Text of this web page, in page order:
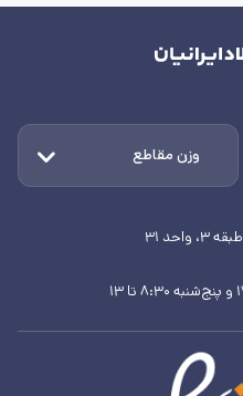
وزن مقاطع
۳۱